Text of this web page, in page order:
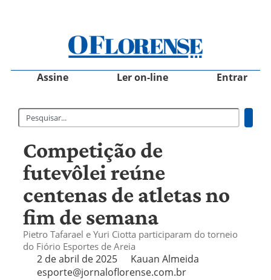
Assine Ler on-line Entrar
Competição de
futevôlei reúne
centenas de atletas no
fim de semana
Pietro Tafarael e Yuri Ciotta participaram do torneio
do Fiório Esportes de Areia
2 de abril de 2025
Kauan Almeida
esporte@jornaloflorense.com.br